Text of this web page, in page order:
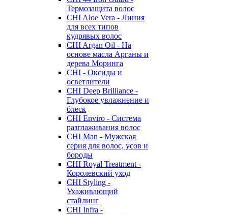
Термозащита волос
CHI Aloe Vera - Линия
для всех типов
кудрявых волос
CHI Argan Oil - На
основе масла Арганы и
дерева Моринга
CHI - Оксиды и
осветлители
CHI Deep Brilliance -
Глубокое увлажнение и
блеск
CHI Enviro - Система
разглаживания волос
CHI Man - Мужская
серия для волос, усов и
бороды
CHI Royal Treatment -
Королевский уход
CHI Styling -
Ухаживающий
стайлинг
CHI Infra -